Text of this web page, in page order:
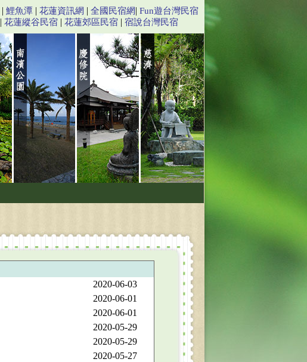
| 鯉魚潭 | 花蓮資訊網 | 全國民宿網| Fun遊台灣民宿
| 花蓮縱谷民宿 | 花蓮郊區民宿 | 宿說台灣民宿
2020-06-03
2020-06-01
2020-06-01
2020-05-29
2020-05-29
2020-05-27